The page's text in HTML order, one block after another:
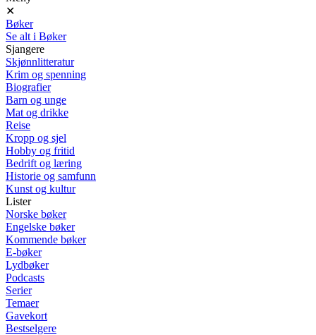
✕
Bøker
Se alt i Bøker
Sjangere
Skjønnlitteratur
Krim og spenning
Biografier
Barn og unge
Mat og drikke
Reise
Kropp og sjel
Hobby og fritid
Bedrift og læring
Historie og samfunn
Kunst og kultur
Lister
Norske bøker
Engelske bøker
Kommende bøker
E-bøker
Lydbøker
Podcasts
Serier
Temaer
Gavekort
Bestselgere